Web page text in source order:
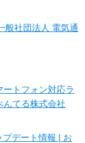
般社団法人 電気通
トフォン対応ラ
んてる株式会社
デート情報 | お